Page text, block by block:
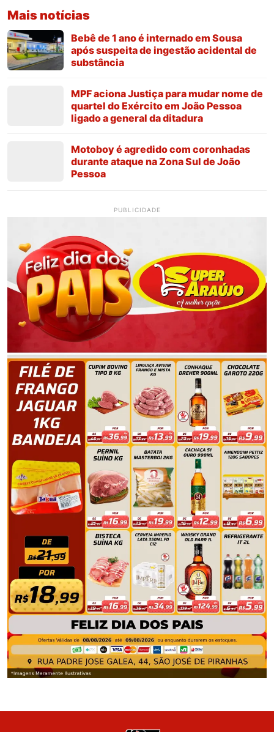
Mais notícias
Bebê de 1 ano é internado em Sousa
após suspeita de ingestão acidental de
substância
MPF aciona Justiça para mudar nome de
quartel do Exército em João Pessoa
ligado a general da ditadura
Motoboy é agredido com coronhadas
durante ataque na Zona Sul de João
Pessoa
PUBLICIDADE